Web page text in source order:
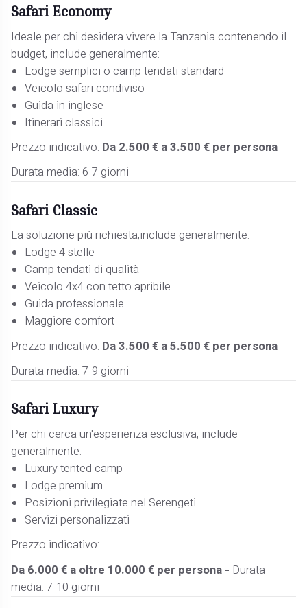
Safari Economy
Ideale per chi desidera vivere la Tanzania contenendo il
budget, include generalmente:
Lodge semplici o camp tendati standard
Veicolo safari condiviso
Guida in inglese
Itinerari classici
Prezzo indicativo: Da 2.500 € a 3.500 € per persona
Durata media: 6-7 giorni
Safari Classic
La soluzione più richiesta,include generalmente:
Lodge 4 stelle
Camp tendati di qualità
Veicolo 4x4 con tetto apribile
Guida professionale
Maggiore comfort
Prezzo indicativo: Da 3.500 € a 5.500 € per persona
Durata media: 7-9 giorni
Safari Luxury
Per chi cerca un'esperienza esclusiva, include
generalmente:
Luxury tented camp
Lodge premium
Posizioni privilegiate nel Serengeti
Servizi personalizzati
Prezzo indicativo:
Da 6.000 € a oltre 10.000 € per persona - Durata
media: 7-10 giorni